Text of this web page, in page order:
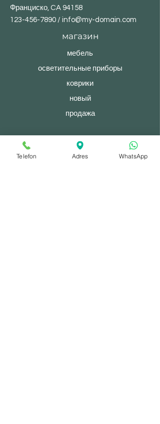
Франциско, CA 94158
123-456-7890 / info@my-domain.com
магазин
мебель
осветительные приборы
коврики
новый
продажа
© 2023, После полудня. Сайт создан на
Telefon Adres WhatsApp